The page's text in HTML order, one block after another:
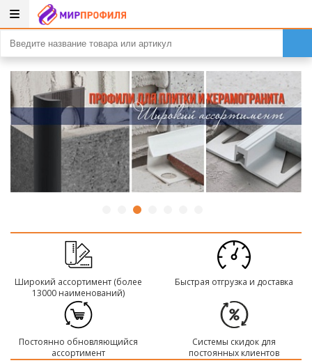
Широкий ассортимент (более
13000 наименований)
Быстрая отгрузка и доставка
Постоянно обновляющийся
ассортимент
Системы скидок для
постоянных клиентов